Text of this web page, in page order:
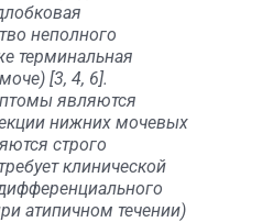
неполного
терминальная
[3, 4, 6].
являются
нижних мочевых
строго
клинической
атипичном течении)